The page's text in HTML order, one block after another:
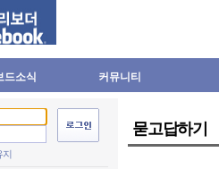
드소식 커뮤니티
묻고답하기